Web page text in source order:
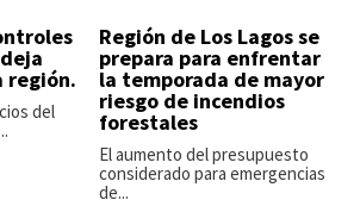
región.
del
Región de Los Lagos se
prepara para enfrentar
la temporada de mayor
riesgo de incendios
forestales
El aumento del presupuesto
considerado para emergencias
de...